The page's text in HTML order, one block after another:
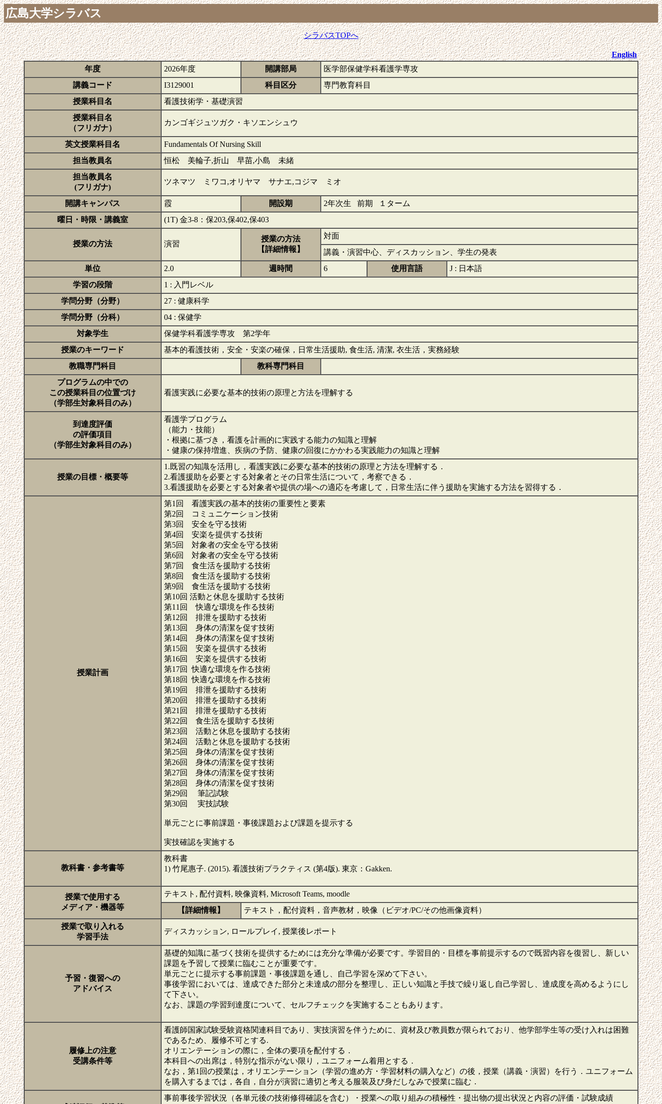
広島大学シラバス
シラバスTOPへ
English
年度
2026年度 開講部局
医学部保健学科看護学専攻
講義コード
I3129001 科目区分
専門教育科目
授業科目名
看護技術学・基礎演習
授業科目名
（フリガナ）
カンゴギジュツガク・キソエンシュウ
英文授業科目名
Fundamentals Of Nursing Skill
担当教員名
恒松 美輪子,折山 早苗,小島 未緒
担当教員名
(フリガナ)
ツネマツ ミワコ,オリヤマ サナエ,コジマ ミオ
開講キャンパス 霞 開設期
2年次生 前期 １ターム
曜日・時限・講義室
(1T) 金3-8：保203,保402,保403
授業の方法 演習
授業の方法
【詳細情報】
対面
講義・演習中心、ディスカッション、学生の発表
単位
2.0 週時間 6 使用言語
J : 日本語
学習の段階
1 : 入門レベル
学問分野（分野）
27 : 健康科学
学問分野（分科）
04 : 保健学
対象学生
保健学科看護学専攻 第2学年
授業のキーワード
基本的看護技術，安全・安楽の確保，日常生活援助, 食生活, 清潔, 衣生活，実務経験
教職専門科目
教科専門科目
プログラムの中での
この授業科目の位置づけ
（学部生対象科目のみ）
看護実践に必要な基本的技術の原理と方法を理解する
到達度評価
の評価項目
（学部生対象科目のみ）
看護学プログラム
（能力・技能）
・根拠に基づき，看護を計画的に実践する能力の知識と理解
・健康の保持増進、疾病の予防、健康の回復にかかわる実践能力の知識と理解
授業の目標・概要等
1.既習の知識を活用し，看護実践に必要な基本的技術の原理と方法を理解する．
2.看護援助を必要とする対象者とその日常生活について，考察できる．
3.看護援助を必要とする対象者や提供の場への適応を考慮して，日常生活に伴う援助を実施する方法を習得する．
授業計画
第1回 看護実践の基本的技術の重要性と要素
第2回 コミュニケーション技術
第3回 安全を守る技術
第4回 安楽を提供する技術
第5回 対象者の安全を守る技術
第6回 対象者の安全を守る技術
第7回 食生活を援助する技術
第8回 食生活を援助する技術
第9回 食生活を援助する技術
第10回 活動と休息を援助する技術
第11回 快適な環境を作る技術
第12回 排泄を援助する技術
第13回 身体の清潔を促す技術
第14回 身体の清潔を促す技術
第15回 安楽を提供する技術
第16回 安楽を提供する技術
第17回 快適な環境を作る技術
第18回 快適な環境を作る技術
第19回 排泄を援助する技術
第20回 排泄を援助する技術
第21回 排泄を援助する技術
第22回 食生活を援助する技術
第23回 活動と休息を援助する技術
第24回 活動と休息を援助する技術
第25回 身体の清潔を促す技術
第26回 身体の清潔を促す技術
第27回 身体の清潔を促す技術
第28回 身体の清潔を促す技術
第29回 筆記試験
第30回 実技試験
単元ごとに事前課題・事後課題および課題を提示する
実技確認を実施する
教科書・参考書等
教科書
1) 竹尾惠子. (2015). 看護技術プラクティス (第4版). 東京：Gakken.
授業で使用する
メディア・機器等
テキスト, 配付資料, 映像資料, Microsoft Teams, moodle
【詳細情報】
テキスト，配付資料，音声教材，映像（ビデオ/PC/その他画像資料）
授業で取り入れる
学習手法
ディスカッション, ロールプレイ, 授業後レポート
予習・復習への
アドバイス
基礎的知識に基づく技術を提供するためには充分な準備が必要です。学習目的・目標を事前提示するので既習内容を復習し、新しい
課題を予習して授業に臨むことが重要です。
単元ごとに提示する事前課題・事後課題を通し、自己学習を深めて下さい。
事後学習においては、達成できた部分と未達成の部分を整理し、正しい知識と手技で繰り返し自己学習し、達成度を高めるようにし
て下さい。
なお、課題の学習到達度について、セルフチェックを実施することもあります。
履修上の注意
受講条件等
看護師国家試験受験資格関連科目であり、実技演習を伴うために、資材及び教員数が限られており、他学部学生等の受け入れは困難
であるため、履修不可とする.
オリエンテーションの際に，全体の要項を配付する．
本科目への出席は，特別な指示がない限り，ユニフォーム着用とする．
なお，第1回の授業は，オリエンテーション（学習の進め方・学習材料の購入など）の後，授業（講義・演習）を行う．ユニフォーム
を購入するまでは，各自，自分が演習に適切と考える服装及び身だしなみで授業に臨む．
事前事後学習状況（各単元後の技術修得確認を含む）・授業への取り組みの積極性・提出物の提出状況と内容の評価・試験成績